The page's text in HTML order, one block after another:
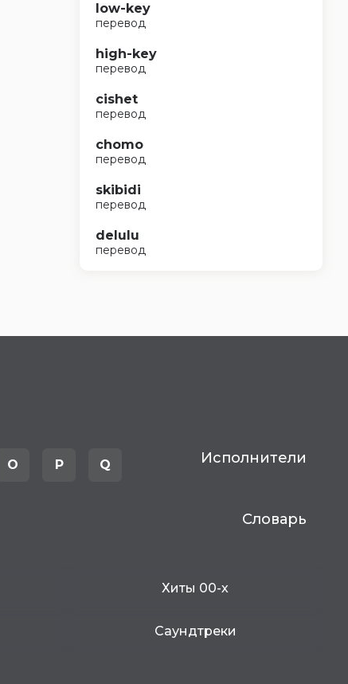
low-key
перевод
high-key
перевод
cishet
перевод
chomo
перевод
skibidi
перевод
delulu
перевод
O P Q Исполнители
Словарь
Хиты 00-х
Саундтреки